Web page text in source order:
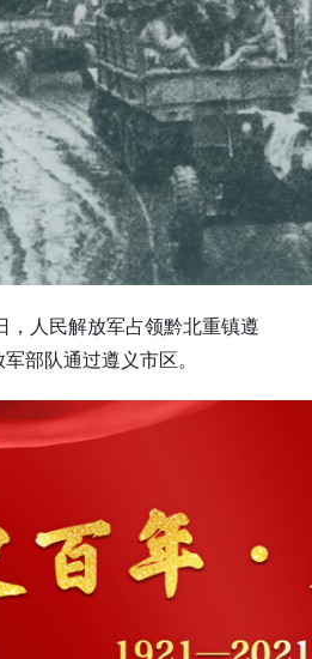
，人民解放军占领黔北重镇遵
部队通过遵义市区。